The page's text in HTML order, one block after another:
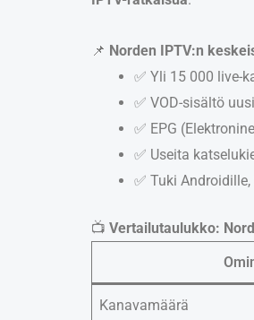
📌 Norden IPTV:n
✅ Yli 15 000 live-
✅ VOD-sisältö
✅ EPG
✅ Useita
✅ Tuki
📺 Vertailutaulukko:
Kanavamäärä